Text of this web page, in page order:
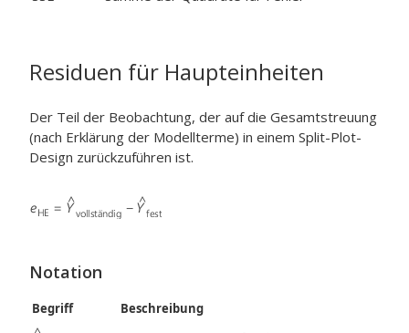
Residuen für Haupteinheiten
Der Teil der Beobachtung, der auf die Gesamtstreuung
(nach Erklärung der Modellterme) in einem Split-Plot-
Design zurückzuführen ist.
Notation
Begriff Beschreibung